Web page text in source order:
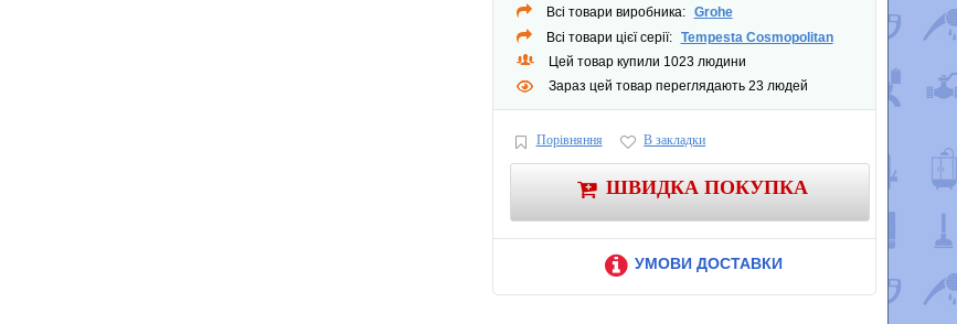
Всі товари виробника: Grohe
Всі товари цієї серії: Tempesta Cosmopolitan
Цей товар купили 1023 людини
Зараз цей товар переглядають 23 людей
Порівняння В закладки
ШВИДКА ПОКУПКА
УМОВИ ДОСТАВКИ